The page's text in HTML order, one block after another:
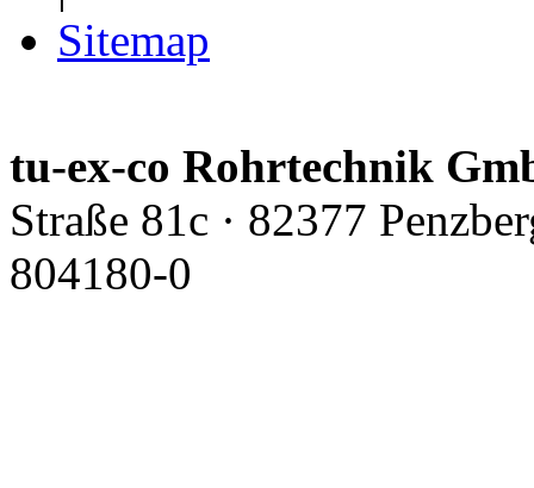
Sitemap
tu-ex-co Rohrtechnik
Straße 81c · 82377
804180-0